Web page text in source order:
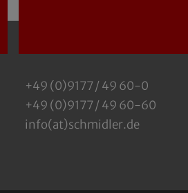
+49 (0)9177 / 49 60-0
+49 (0)9177 / 49 60-60
info(at)schmidler.de